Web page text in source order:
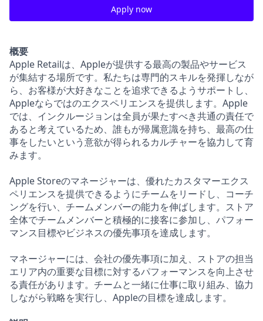
Apply now
概要
Apple Retailは、Appleが提供する最高の製品やサービス
が集結する場所です。私たちは専門的スキルを発揮しなが
ら、お客様が大好きなことを追求できるようサポートし、
Appleならではのエクスペリエンスを提供します。Apple
では、インクルージョンは全員が果たすべき共通の責任で
あると考えているため、誰もが帰属意識を持ち、最高の仕
事をしたいという意欲が得られるカルチャーを協力して育
みます。
Apple Storeのマネージャーは、優れたカスタマーエクス
ペリエンスを提供できるようにチームをリードし、コーチ
ングを行い、チームメンバーの能力を伸ばします。ストア
全体でチームメンバーと積極的に接客に参加し、パフォー
マンス目標やビジネスの優先事項を達成します。
マネージャーには、会社の優先事項に加え、ストアの担当
エリア内の重要な目標に対するパフォーマンスを向上させ
る責任があります。チームと一緒に仕事に取り組み、協力
しながら戦略を実行し、Appleの目標を達成します。